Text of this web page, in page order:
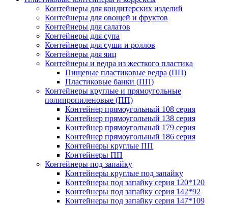
Контейнеры для кондитерских изделий
Контейнеры для овощей и фруктов
Контейнеры для салатов
Контейнеры для супа
Контейнеры для суши и роллов
Контейнеры для яиц
Контейнеры и ведра из жесткого пластика
Пищевые пластиковые ведра (ПП)
Пластиковые банки (ПП)
Контейнеры круглые и прямоугольные
полипропиленовые (ПП)
Контейнер прямоугольный 108 серия
Контейнер прямоугольный 138 серия
Контейнер прямоугольный 179 серия
Контейнер прямоугольный 186 серия
Контейнеры круглые ПП
Контейнеры ПП
Контейнеры под запайку
Контейнеры круглые под запайку
Контейнеры под запайку серия 120*120
Контейнеры под запайку серия 142*92
Контейнеры под запайку серия 147*109